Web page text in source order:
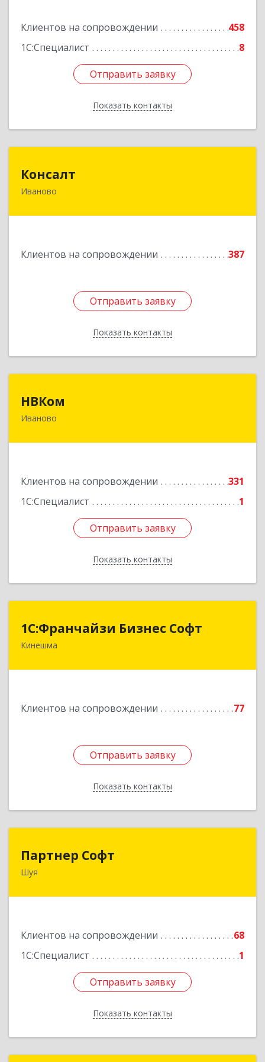
Клиентов на сопровождении
458
1С:Специалист
8
Отправить заявку
Показать контакты
Подробнее
Отправить заявку
Назад
Консалт
Иваново
Клиентов на сопровождении 387
Отправить заявку
Показать контакты
153000, Ивановская обл, Иваново г, Жарова ул,
Отправить заявку
Назад
НВКом
Иваново
Клиентов на сопровождении
331
1С:Специалист
1
Отправить заявку
Показать контакты
153000, Ивановская обл, Иваново г, Аптечный
Отправить заявку
Назад
1С:Франчайзи Бизнес Софт
Кинешма
Клиентов на сопровождении 77
Отправить заявку
Показать контакты
1С:Франчайзи Бизнес Софт
155800, Ивановская обл, Кинешма г, Жуковская
Отправить заявку
Назад
Партнер Софт
Шуя
Клиентов на сопровождении
68
1С:Специалист
1
Отправить заявку
Показать контакты
155900, Ивановская обл, Шуйский р-н, Шуя г,
Отправить заявку
Назад